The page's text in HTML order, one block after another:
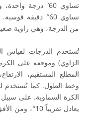
تساوي 60′ درجة
من الدرجة، وهي زاوية
تُستخدم الدرجات لقياس
الزاوي) وموقعه على
المطلع المستقيم،
وخط الطول. كما تُستخدم
الكرة السماوية. على
يعادل تقريباً